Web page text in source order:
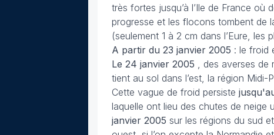
très fortes jusqu’à l’Ile de France où
progresse et les flocons tombent de
(seulement 1 à 2 cm dans l’Eure, les
A partir du 23 janvier 2005 : le froid
Le 24 janvier 2005
, des averses
tient au sol dans l’est, la région
Cette vague de froid persiste
laquelle ont lieu des chutes de
janvier 2005 sur les régions du sud